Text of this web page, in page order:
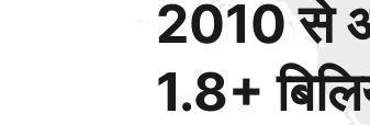
2010 से
1.8+